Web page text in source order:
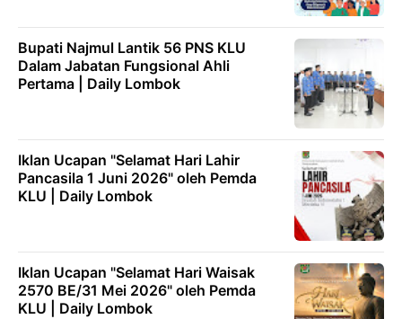
Bupati Najmul Lantik 56 PNS KLU
Dalam Jabatan Fungsional Ahli
Pertama | Daily Lombok
Iklan Ucapan "Selamat Hari Lahir
Pancasila 1 Juni 2026" oleh Pemda
KLU | Daily Lombok
Iklan Ucapan "Selamat Hari Waisak
2570 BE/31 Mei 2026" oleh Pemda
KLU | Daily Lombok